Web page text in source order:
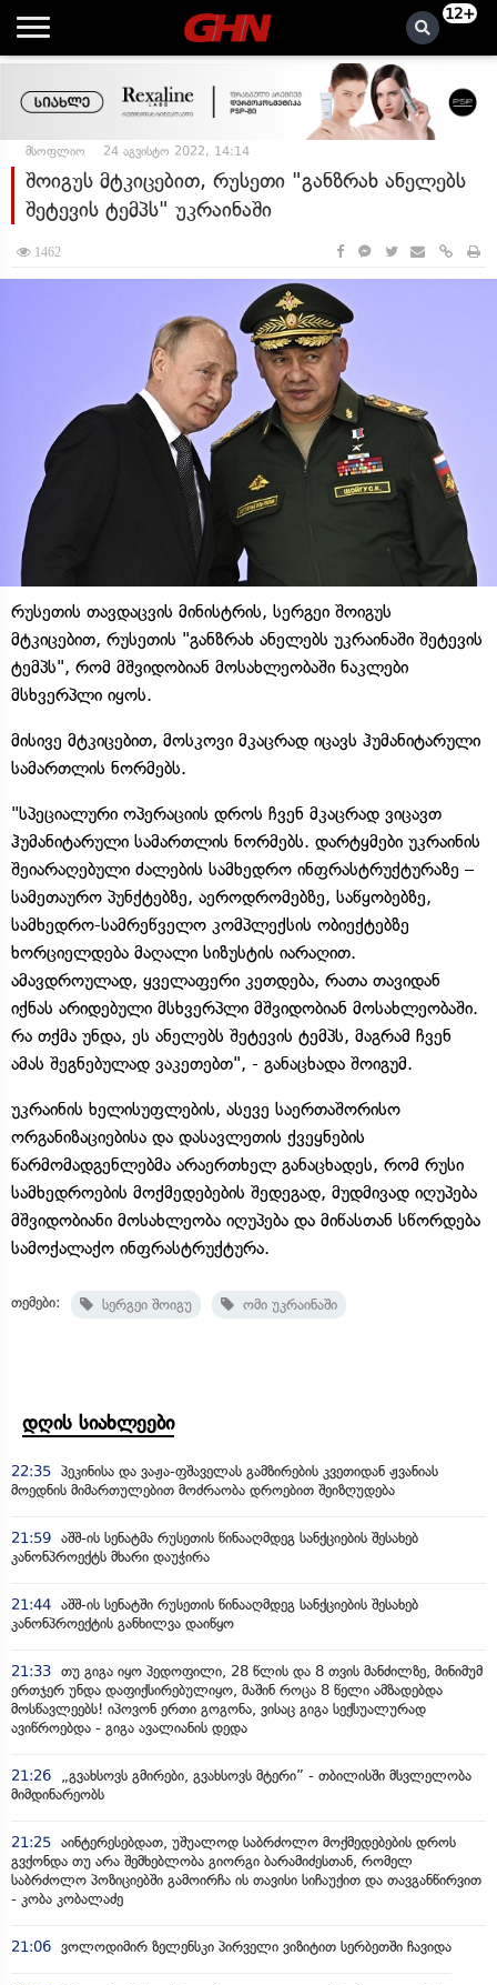
12+
მსოფლიო 24 აგვისტო 2022, 14:14
შოიგუს მტკიცებით, რუსეთი "განზრახ ანელებს
შეტევის ტემპს" უკრაინაში
1462
რუსეთის თავდაცვის მინისტრის, სერგეი შოიგუს
მტკიცებით, რუსეთის "განზრახ ანელებს უკრაინაში შეტევის
ტემპს", რომ მშვიდობიან მოსახლეობაში ნაკლები
მსხვერპლი იყოს.
მისივე მტკიცებით, მოსკოვი მკაცრად იცავს ჰუმანიტარული
სამართლის ნორმებს.
"სპეციალური ოპერაციის დროს ჩვენ მკაცრად ვიცავთ
ჰუმანიტარული სამართლის ნორმებს. დარტყმები უკრაინის
შეიარაღებული ძალების სამხედრო ინფრასტრუქტურაზე –
სამეთაურო პუნქტებზე, აეროდრომებზე, საწყობებზე,
სამხედრო-სამრეწველო კომპლექსის ობიექტებზე
ხორციელდება მაღალი სიზუსტის იარაღით.
ამავდროულად, ყველაფერი კეთდება, რათა თავიდან
იქნას არიდებული მსხვერპლი მშვიდობიან მოსახლეობაში.
რა თქმა უნდა, ეს ანელებს შეტევის ტემპს, მაგრამ ჩვენ
ამას შეგნებულად ვაკეთებთ", - განაცხადა შოიგუმ.
უკრაინის ხელისუფლების, ასევე საერთაშორისო
ორგანიზაციებისა და დასავლეთის ქვეყნების
წარმომადგენლებმა არაერთხელ განაცხადეს, რომ რუსი
სამხედროების მოქმედებების შედეგად, მუდმივად იღუპება
მშვიდობიანი მოსახლეობა იღუპება და მიწასთან სწორდება
სამოქალაქო ინფრასტრუქტურა.
თემები: სერგეი შოიგუ ომი უკრაინაში
დღის სიახლეები
22:35 პეკინისა და ვაჟა-ფშაველას გამზირების კვეთიდან ჟვანიას
მოედნის მიმართულებით მოძრაობა დროებით შეიზღუდება
21:59 აშშ-ის სენატმა რუსეთის წინააღმდეგ სანქციების შესახებ
კანონპროექტს მხარი დაუჭირა
21:44 აშშ-ის სენატში რუსეთის წინააღმდეგ სანქციების შესახებ
კანონპროექტის განხილვა დაიწყო
21:33 თუ გიგა იყო პედოფილი, 28 წლის და 8 თვის მანძილზე, მინიმუმ
ერთჯერ უნდა დაფიქსირებულიყო, მაშინ როცა 8 წელი ამზადებდა
მოსწავლეებს! იპოვონ ერთი გოგონა, ვისაც გიგა სექსუალურად
ავიწროებდა - გიგა ავალიანის დედა
21:26
„გვახსოვს გმირები, გვახსოვს მტერი” - თბილისში მსვლელობა
მიმდინარეობს
21:25 აინტერესებდათ, უშუალოდ საბრძოლო მოქმედებების დროს
გვქონდა თუ არა შემხებლობა გიორგი ბარამიძესთან, რომელ
საბრძოლო პოზიციებში გამოირჩა ის თავისი სიჩაუქით და თავგანწირვით
- კობა კობალაძე
21:06 ვოლოდიმირ ზელენსკი პირველი ვიზიტით სერბეთში ჩავიდა